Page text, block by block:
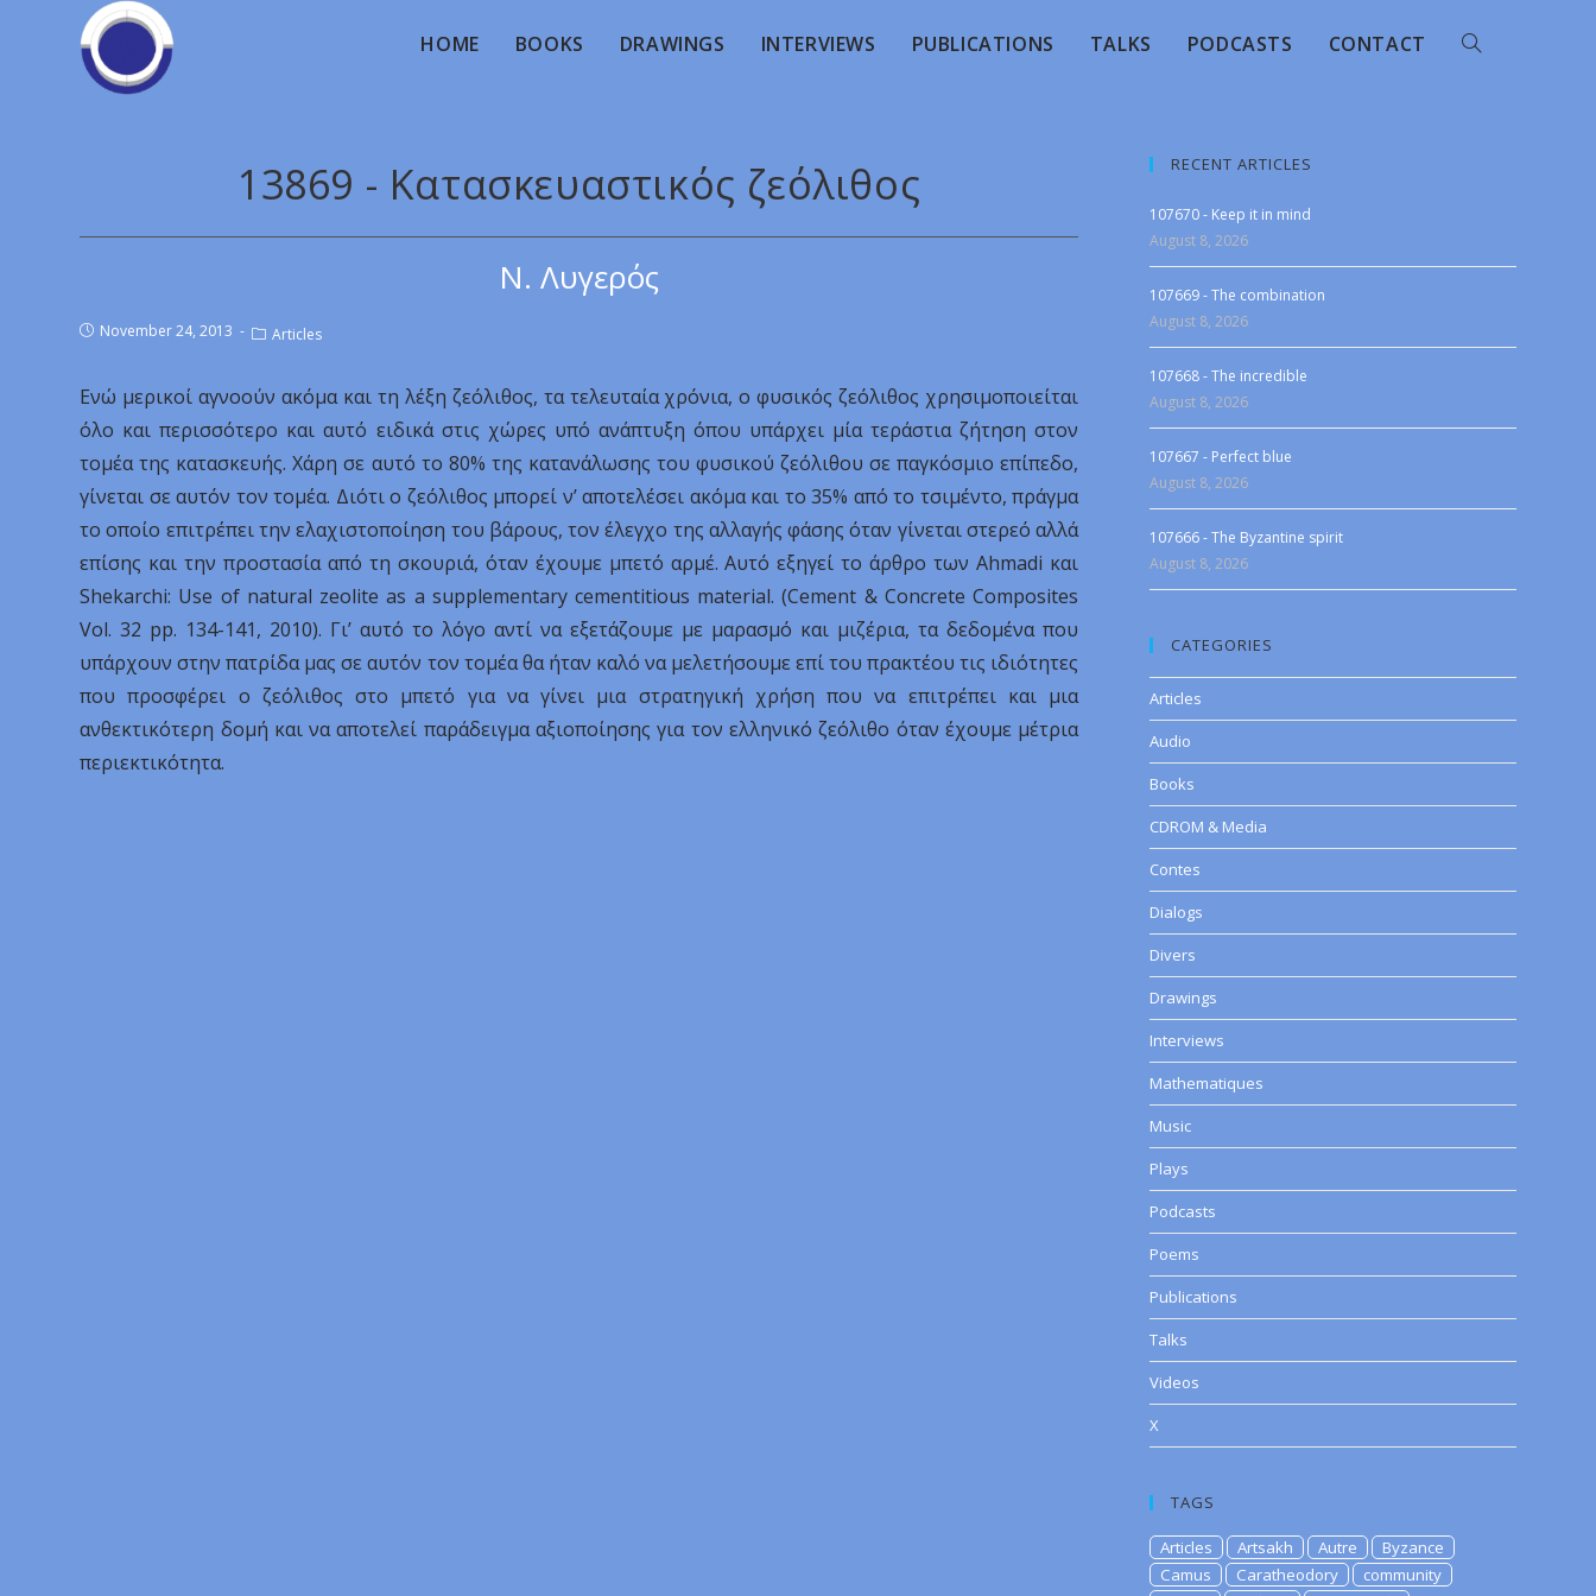
HOME BOOKS DRAWINGS INTERVIEWS PUBLICATIONS TALKS PODCASTS CONTACT
13869 - Κατασκευαστικός ζεόλιθος
Ν. Λυγερός
November 24, 2013 Articles
Ενώ μερικοί αγνοούν ακόμα και τη λέξη ζεόλιθος, τα τελευταία χρόνια, ο φυσικός ζεόλιθος χρησιμοποιείται
όλο και περισσότερο και αυτό ειδικά στις χώρες υπό ανάπτυξη όπου υπάρχει μία τεράστια ζήτηση στον
τομέα της κατασκευής. Χάρη σε αυτό το 80% της κατανάλωσης του φυσικού ζεόλιθου σε παγκόσμιο επίπεδο,
γίνεται σε αυτόν τον τομέα. Διότι ο ζεόλιθος μπορεί ν’ αποτελέσει ακόμα και το 35% από το τσιμέντο, πράγμα
το οποίο επιτρέπει την ελαχιστοποίηση του βάρους, τον έλεγχο της αλλαγής φάσης όταν γίνεται στερεό αλλά
επίσης και την προστασία από τη σκουριά, όταν έχουμε μπετό αρμέ. Αυτό εξηγεί το άρθρο των Ahmadi και
Shekarchi: Use of natural zeolite as a supplementary cementitious material. (Cement & Concrete Composites
Vol. 32 pp. 134-141, 2010). Γι’ αυτό το λόγο αντί να εξετάζουμε με μαρασμό και μιζέρια, τα δεδομένα που
υπάρχουν στην πατρίδα μας σε αυτόν τον τομέα θα ήταν καλό να μελετήσουμε επί του πρακτέου τις ιδιότητες
που προσφέρει ο ζεόλιθος στο μπετό για να γίνει μια στρατηγική χρήση που να επιτρέπει και μια
ανθεκτικότερη δομή και να αποτελεί παράδειγμα αξιοποίησης για τον ελληνικό ζεόλιθο όταν έχουμε μέτρια
περιεκτικότητα.
RECENT ARTICLES
107670 - Keep it in mind
August 8, 2026
107669 - The combination
August 8, 2026
107668 - The incredible
August 8, 2026
107667 - Perfect blue
August 8, 2026
107666 - The Byzantine spirit
August 8, 2026
CATEGORIES
Articles
Audio
Books
CDROM & Media
Contes
Dialogs
Divers
Drawings
Interviews
Mathematiques
Music
Plays
Podcasts
Poems
Publications
Talks
Videos
X
TAGS
Articles Artsakh Autre
Byzance
Camus
Caratheodory
community